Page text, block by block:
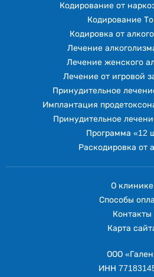
Кодирование от
Кодирование
Кодировка от
Лечение
Лечение женского
Лечение от игровой
Принудительное
Имплантация
Принудительное
Программа «12
Раскодировка от
О клинике
Способы
Контакты
Карта
ООО
ИНН